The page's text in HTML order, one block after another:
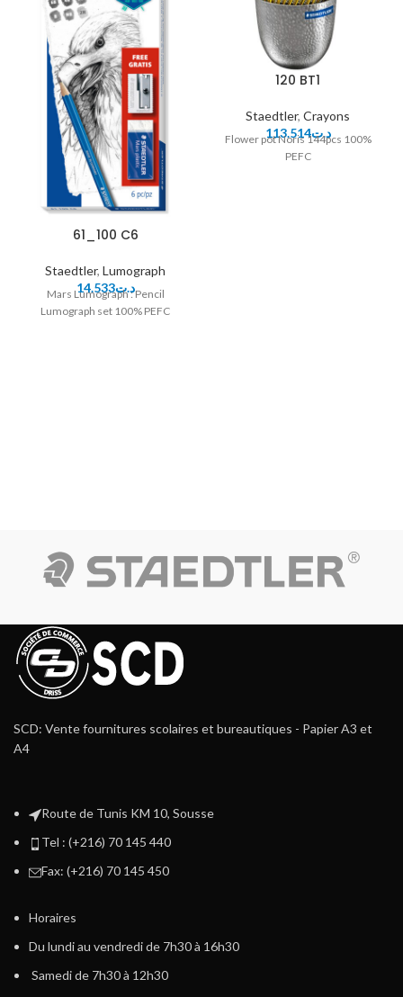
61_100 C6
Staedtler, Lumograph
د.ت14.533
Mars Lumograph : Pencil
Lumograph set 100% PEFC
120 BT1
Staedtler, Crayons
د.ت113.514
Flower pot Noris 144pcs 100%
PEFC
SCD: Vente fournitures scolaires et bureautiques - Papier A3 et
A4
Route de Tunis KM 10, Sousse
Tel : (+216) 70 145 440
Fax: (+216) 70 145 450
Horaires
Du lundi au vendredi de 7h30 à 16h30
Samedi de 7h30 à 12h30